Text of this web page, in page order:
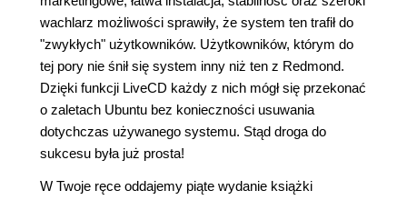
wachlarz możliwości sprawiły, że system ten trafił do
"zwykłych" użytkowników. Użytkowników, którym do
tej pory nie śnił się system inny niż ten z Redmond.
Dzięki funkcji LiveCD każdy z nich mógł się przekonać
o zaletach Ubuntu bez konieczności usuwania
dotychczas używanego systemu. Stąd droga do
sukcesu była już prosta!
W Twoje ręce oddajemy piąte wydanie książki